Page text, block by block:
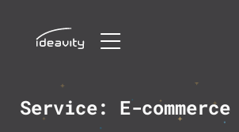
content
Service: E-commerce